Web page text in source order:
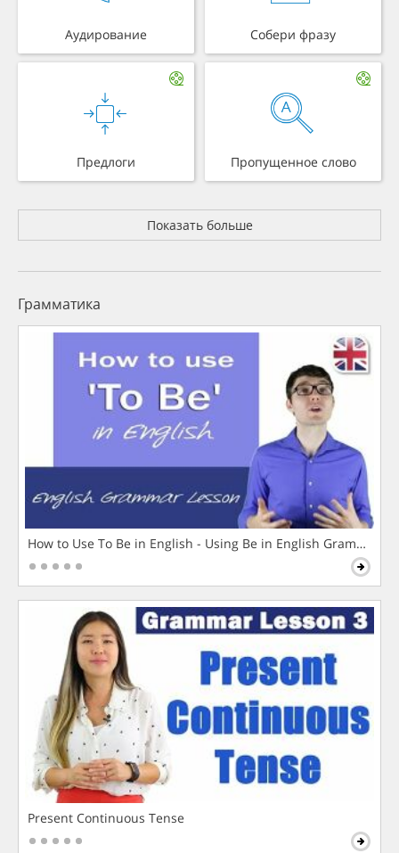
Аудирование Собери фразу
Предлоги Пропущенное слово
Показать больше
Грамматика
How to Use To Be in English - Using Be in English Grammar
Present Continuous Tense